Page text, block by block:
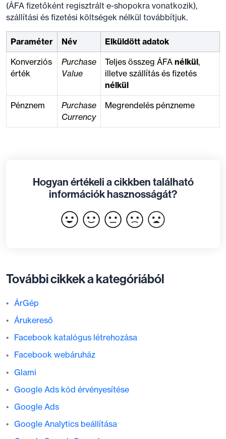
(ÁFA fizetőként regisztrált e-shopokra vonatkozik),
szállítási és fizetési költségek nélkül továbbítjuk.
Paraméter Név
Elküldött adatok
Konverziós
érték
Purchase
Value
Teljes összeg ÁFA nélkül,
illetve szállítás és fizetés
nélkül
Pénznem
Purchase
Currency
Megrendelés pénzneme
Hogyan értékeli a cikkben található
információk hasznosságát?
További cikkek a kategóriából
ÁrGép
Árukereső
Facebook katalógus létrehozása
Facebook webáruház
Glami
Google Ads kód érvényesítése
Google Ads
Google Analytics beállítása